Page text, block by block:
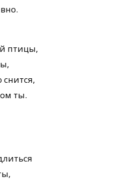
птицы,
снится,
ты.